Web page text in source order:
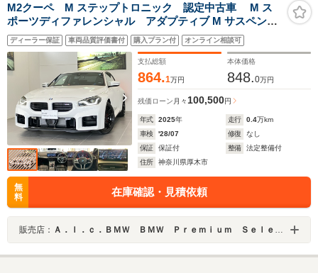
M2クーペ M ステップトロニック 認定中古車 M ス
ポーツディファレンシャル アダプティブ M サスペンシ
ョン コンフォートアクセス M コンパウンド ブレ
ーキレッド ハイグロス
ディーラー保証 車両品質評価書付 購入プラン付 オンライン相談可
支払総額
864.1万円
本体価格
848.0万円
残価ローン 月々 100,500円
年式 2025年 走行 0.4万km
車検
'28/07 修復
なし
保証
保証付 整備
法定整備付
住所
神奈川県厚木市
無
料
在庫確認・見積依頼
販売店： Ａ．ｌ．ｃ．ＢＭＷ ＢＭＷ Ｐｒｅｍｉｕｍ Ｓｅｌｅｃｔｉｏｎ 厚木 ／（株）ＡＬＣ Ｍｏｔｏｒｅｎ